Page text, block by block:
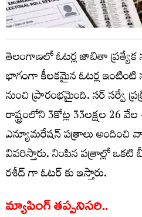
తెలంగాణలో ఓటర్ల జాబితా ప్రత్యేక
భాగంగా కీలకమైన ఓటర్ల ఇంటింటి
నుంచి ప్రారంభమైంది. సర్ సర్వే
రాష్ట్రంలోని 3కోట్ల 33లక్షల 26
ఎన్యూమరేషన్ పత్రాలు
వివరిస్తారు. నింపిన పత్రాల్లో
రశీద్ గా ఓటర్ కు ఇస్తారు.
మ్యాపింగ్ తప్పనిసరి..